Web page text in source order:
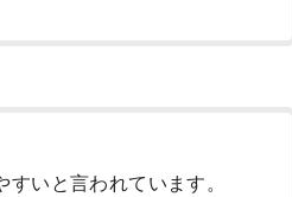
いと言われています。